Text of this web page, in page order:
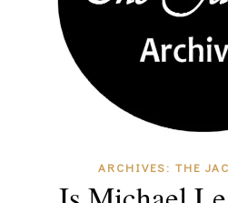
ARCHIVES: THE